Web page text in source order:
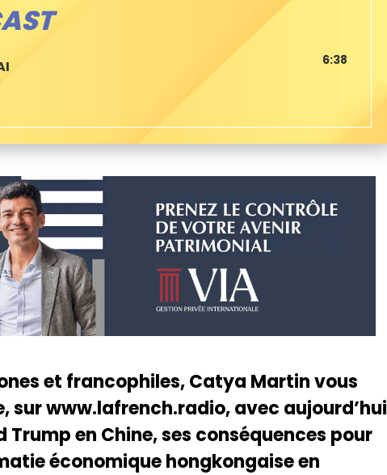
6:38
et francophiles, Catya Martin vous
sur www.lafrench.radio, avec aujourd’hui
en Chine, ses conséquences pour
économique hongkongaise en